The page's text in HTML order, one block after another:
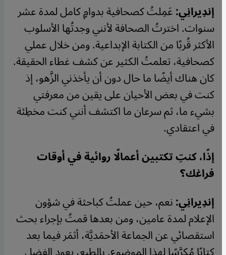
إندِيرانِي:عَمِلتُ كصحافية بدوامٍ كامل لمدة عشر
سنوات. اخترتُ الصحافة لأنني وجدتُها الأسلوب
الأكثر قُربًا من الكتابة الإبداعية. ومن خلال عملي
كصحافية، تعلمتُ الكثير عن كشف غطاء الحقيقة.
كان هناك أيضًا ما حال دون أن يأخذني الزَّهو، إذ
كنت في بعض الأحيان على يقين من معرفتي
بشيء ما، ثم سرعان ما اكتشف أنني كنت مخطِئة
في اعتقادي.
إذًا، كنتِ تكتبين أعمالًا روائية في أوقات
فراغك؟
إندِيرانِي:نعم، حين عملتُ كباحثة في شؤون
الإعلام لمدة عامين، ومن بعدها قمتُ بإجراء بحث
استقصائي عن الجماعة الأحمَديَّة، أثمَر فيما بعد